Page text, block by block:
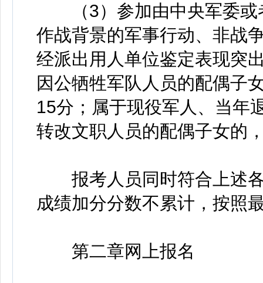
（3）参加由中央军委或
作战背景的军事行动、非战
经派出用人单位鉴定表现突
因公牺牲军队人员的配偶子
15分；属于现役军人、当年
转改文职人员的配偶子女的
报考人员同时符合上述各
成绩加分分数不累计，按照
第二章网上报名